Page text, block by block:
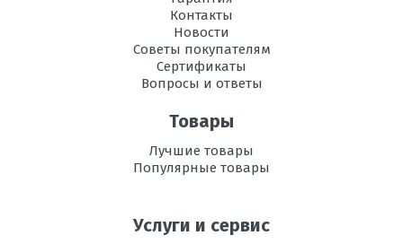
Контакты
Новости
Советы покупателям
Сертификаты
Вопросы и ответы
Товары
Лучшие товары
Популярные товары
Услуги и сервис